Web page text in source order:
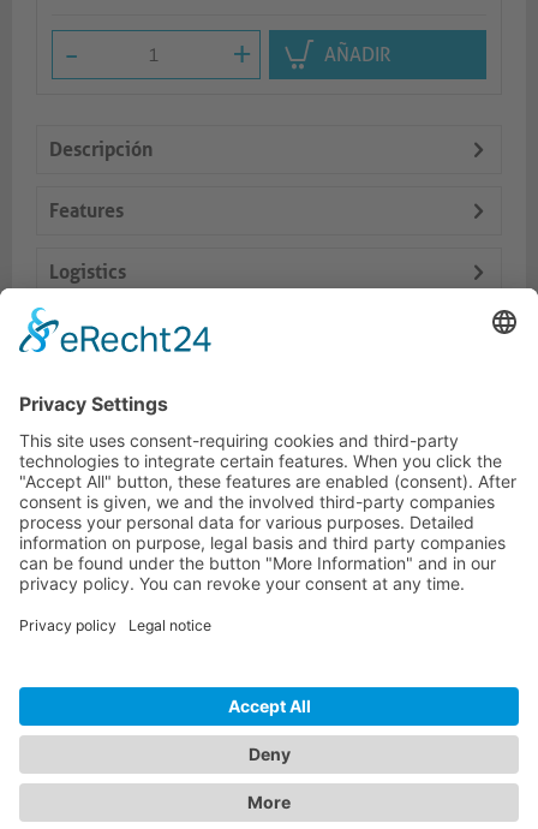
- + AÑADIR
Descripción
Features
Logistics
Dokumente
Productos similares
LÍNEA DIRECTA DE ASISTENCIA TÉCNICA
ONEAV.EU
BOLETÍN DE NOTICIAS
© 2026 PureLink GmbH - OneAV B2B-Shop - * Todos los precios más IVA y